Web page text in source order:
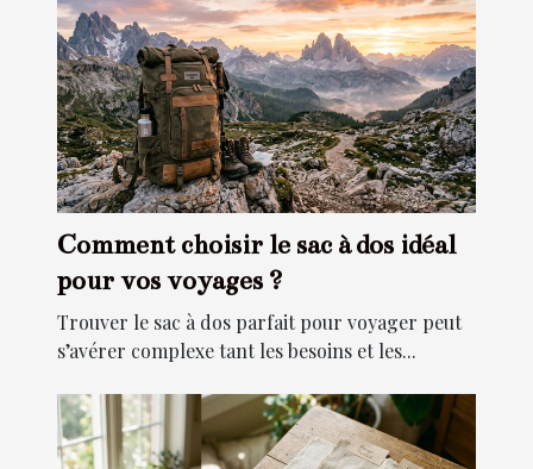
Comment choisir le sac à dos idéal
pour vos voyages ?
Trouver le sac à dos parfait pour voyager peut
s’avérer complexe tant les besoins et les...